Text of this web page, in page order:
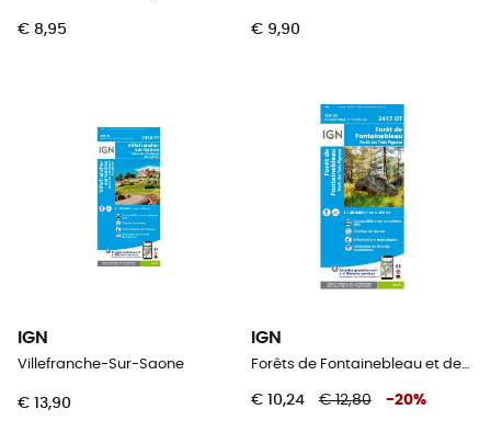
€ 8,95 € 9,90
IGN
Villefranche-Sur-Saone
€ 13,90
IGN
Forêts de Fontainebleau et des Trois Pignons
€ 10,24 € 12,80 -20%